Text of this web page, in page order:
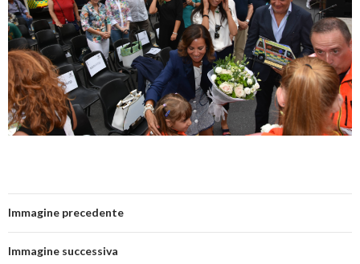
Immagine precedente
Immagine successiva